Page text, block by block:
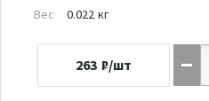
Вес
0.022 кг
263 ₽/шт